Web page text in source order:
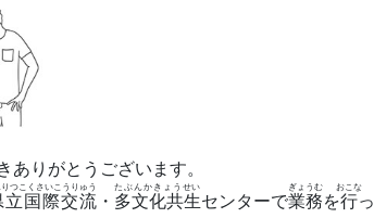
ありがとうございます。
立国際交流
つこくさいこうりゅう
・ 多文化共生
たぶんかきょうせい
センターで業務
ぎょうむ
を行
おこな
っ